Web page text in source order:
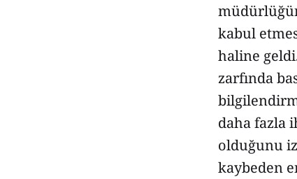
kabul
haline
zarfında
daha fazla
olduğunu
kaybeden